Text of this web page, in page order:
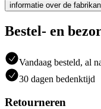
informatie over de
Bestel- en
Vandaag besteld, al
30 dagen bedenktijd
Retourneren